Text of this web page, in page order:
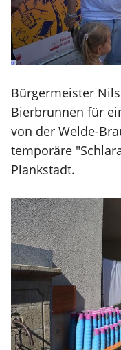
Bürgermeister
Bierbrunnen für
von der Welde-
temporäre
Plankstadt.